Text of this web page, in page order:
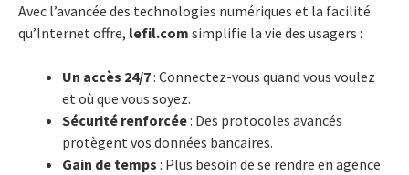
Avec l’avancée des technologies numériques et la facilité
qu’Internet offre, lefil.com simplifie la vie des usagers :
Un accès 24/7: Connectez-vous quand vous voulez
et où que vous soyez.
Sécurité renforcée: Des protocoles avancés
protègent vos données bancaires.
Gain de temps : Plus besoin de se rendre en agence